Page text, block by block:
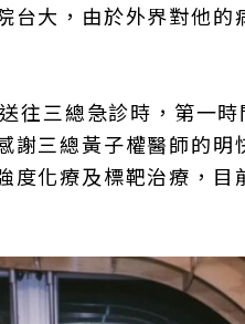
台大，由於外界對他
往三總急診時，第一
謝三總黃子權醫師的
度化療及標靶治療，